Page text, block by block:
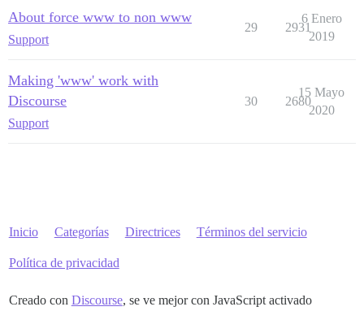
About force www to non www
Support
29 2931
6 Enero
2019
Making 'www' work with
Discourse
Support
30 2680
15 Mayo
2020
Inicio Categorías Directrices Términos del servicio
Política de privacidad
Creado con Discourse, se ve mejor con JavaScript activado